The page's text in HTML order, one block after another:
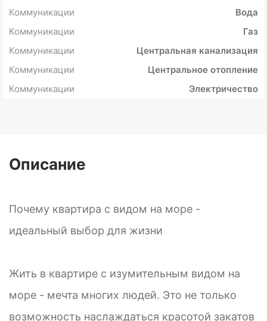
Коммуникации
Вода
Коммуникации
Газ
Коммуникации
Центральная канализация
Коммуникации
Центральное отопление
Коммуникации
Электричество
Описание
Почему квартира с видом на море -
идеальный выбор для жизни
Жить в квартире с изумительным видом на
море - мечта многих людей. Это не только
возможность наслаждаться красотой закатов